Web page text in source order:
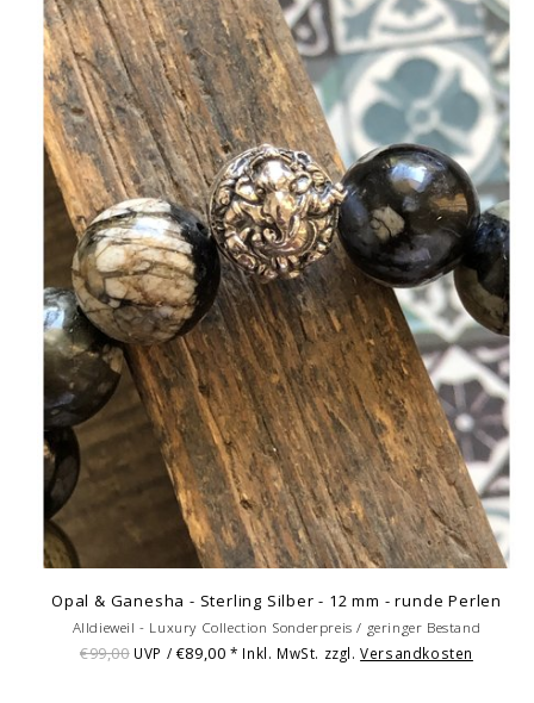
Opal & Ganesha - Sterling Silber - 12 mm - runde Perlen
Alldieweil - Luxury Collection Sonderpreis / geringer Bestand
€99,00 UVP / €89,00* Inkl. MwSt. zzgl.Versandkosten